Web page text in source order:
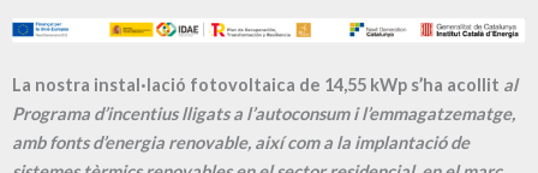
La nostra instal·lació fotovoltaica de 14,55 kWp s’ha acollit al
Programa d’incentius lligats a l’autoconsum i l’emmagatzematge,
amb fonts d’energia renovable, així com a la implantació de